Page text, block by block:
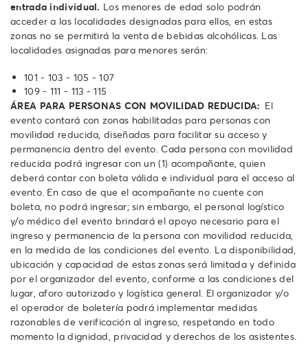
entrada individual. Los menores de edad solo podrán
acceder a las localidades designadas para ellos, en estas
zonas no se permitirá la venta de bebidas alcohólicas. Las
localidades asignadas para menores serán:
101 - 103 - 105 - 107
109 - 111 - 113 - 115
ÁREA PARA PERSONAS CON MOVILIDAD REDUCIDA: El
evento contará con zonas habilitadas para personas con
movilidad reducida, diseñadas para facilitar su acceso y
permanencia dentro del evento. Cada persona con movilidad
reducida podrá ingresar con un (1) acompañante, quien
deberá contar con boleta válida e individual para el acceso al
evento. En caso de que el acompañante no cuente con
boleta, no podrá ingresar; sin embargo, el personal logístico
y/o médico del evento brindará el apoyo necesario para el
ingreso y permanencia de la persona con movilidad reducida,
en la medida de las condiciones del evento. La disponibilidad,
ubicación y capacidad de estas zonas será limitada y definida
por el organizador del evento, conforme a las condiciones del
lugar, aforo autorizado y logística general. El organizador y/o
el operador de boletería podrá implementar medidas
razonables de verificación al ingreso, respetando en todo
momento la dignidad, privacidad y derechos de los asistentes.